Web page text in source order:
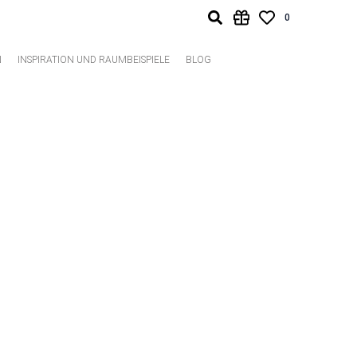
INSPIRATION UND RAUMBEISPIELE BLOG
0